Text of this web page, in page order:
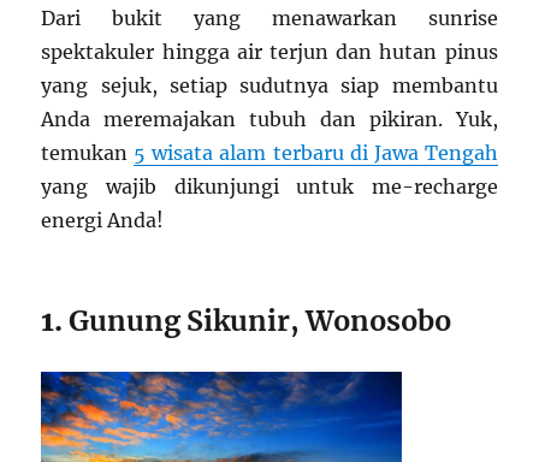
Dari bukit yang menawarkan sunrise
spektakuler hingga air terjun dan hutan pinus
yang sejuk, setiap sudutnya siap membantu
Anda meremajakan tubuh dan pikiran. Yuk,
temukan 5 wisata alam terbaru di Jawa Tengah
yang wajib dikunjungi untuk me-recharge
energi Anda!
1.Gunung Sikunir, Wonosobo